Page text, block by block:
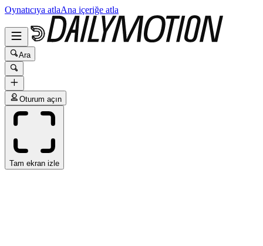
Oynatıcıya atlaAna içeriğe atla
Ara
Oturum açın
Tam ekran izle